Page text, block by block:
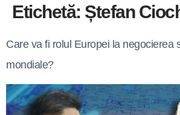
Etichetă: Ștefan
Care va fi rolul Europei la negocierea
mondiale?